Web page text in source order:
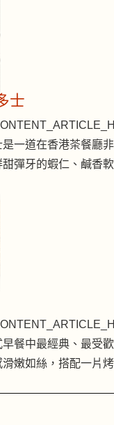
士
一道在香港茶餐廳
彈牙的蝦仁、鹹香
餐中最經典、最受
嫩如絲，搭配一片